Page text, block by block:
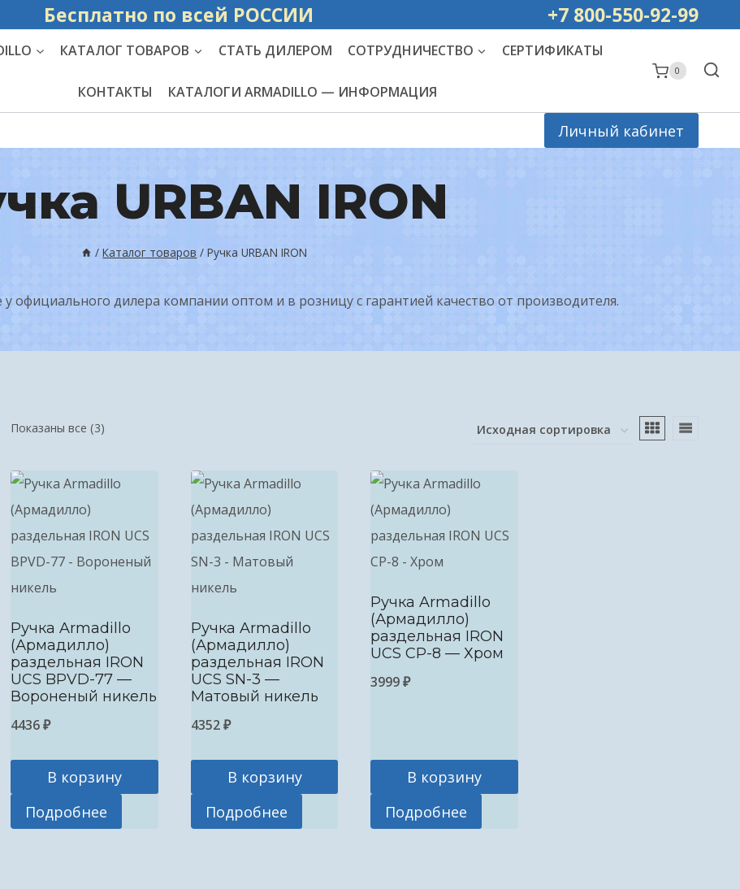
Бесплатно по всей РОССИИ +7 800-550-92-99
КАТАЛОГ ТОВАРОВ СТАТЬ ДИЛЕРОМ СОТРУДНИЧЕСТВО СЕРТИФИКАТЫ
КОНТАКТЫ КАТАЛОГИ ARMADILLO — ИНФОРМАЦИЯ
0
Личный кабинет
URBAN IRON
/ Каталог товаров / Ручка URBAN IRON
у официального дилера компании оптом и в розницу с гарантией качество от производителя.
Показаны все (3)
Ручка Armadillo
(Армадилло)
раздельная IRON
UCS BPVD-77 —
Вороненый никель
4436₽
В корзину
Подробнее
Ручка Armadillo
(Армадилло)
раздельная IRON
UCS SN-3 —
Матовый никель
4352₽
В корзину
Подробнее
Ручка Armadillo
(Армадилло)
раздельная IRON
UCS СР-8 — Хром
3999₽
В корзину
Подробнее